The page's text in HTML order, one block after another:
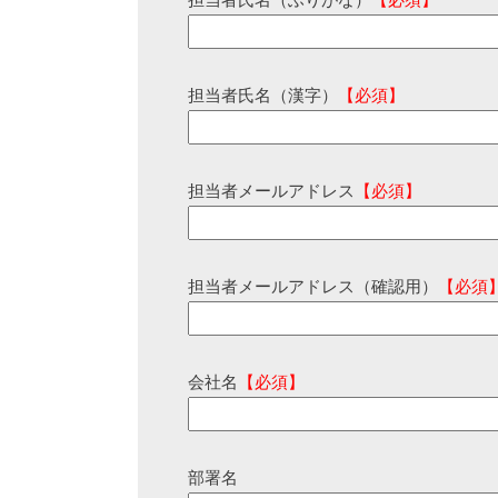
担当者氏名（漢字） 【必須】
担当者メールアドレス 【必須】
担当者メールアドレス（確認用） 【必須
会社名 【必須】
部署名